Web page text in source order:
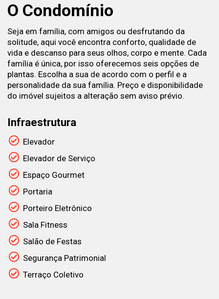
O Condomínio
Seja em família, com amigos ou desfrutando da
solitude, aqui você encontra conforto, qualidade de
vida e descanso para seus olhos, corpo e mente. Cada
família é única, por isso oferecemos seis opções de
plantas. Escolha a sua de acordo com o perfil e a
personalidade da sua família. Preço e disponibilidade
do imóvel sujeitos a alteração sem aviso prévio.
Infraestrutura
Elevador
Elevador de Serviço
Espaço Gourmet
Portaria
Porteiro Eletrônico
Sala Fitness
Salão de Festas
Segurança Patrimonial
Terraço Coletivo